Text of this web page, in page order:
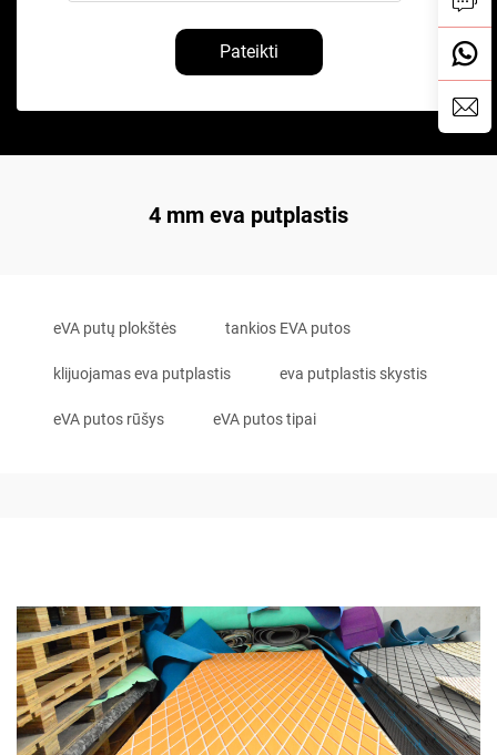
Pateikti
4 mm eva putplastis
eVA putų plokštės tankios EVA putos
klijuojamas eva putplastis eva putplastis skystis
eVA putos rūšys eVA putos tipai